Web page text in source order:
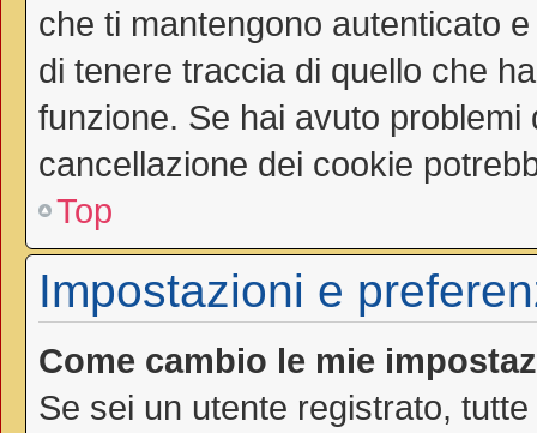
che ti mantengono autenticato
di tenere traccia di quello che
funzione. Se hai avuto
cancellazione dei cookie
Top
Impostazioni e
Come cambio le mie
Se sei un utente registrato,